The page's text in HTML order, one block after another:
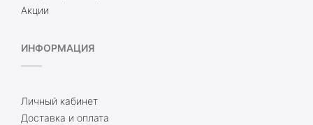
Акции
ИНФОРМАЦИЯ
Личный кабинет
Доставка и оплата